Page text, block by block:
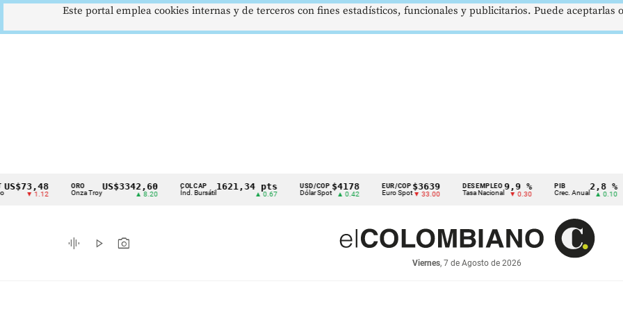
Cintillo
indicadores
económicos
ORO
Onza Troy
US$3342,60 COLCAP
Índ. Bursátil
1621,34 pts USD/COP
Dólar Spot
$4178
▲ 0.42
EUR/COP
Euro Spot
$3639
▼ 33.00
DESEMPLEO
Tasa Nacional
9,9 %
▼ 0.30
PIB
Crec. Anual
2,8 %
▲ 0.10
TRM
graphic_eq play_arrow photo_camera
Viernes, 7 de Agosto de 2026
Este portal emplea cookies internas y de terceros con fines estadísticos, funcionales y publicitarios. Puede aceptarlas